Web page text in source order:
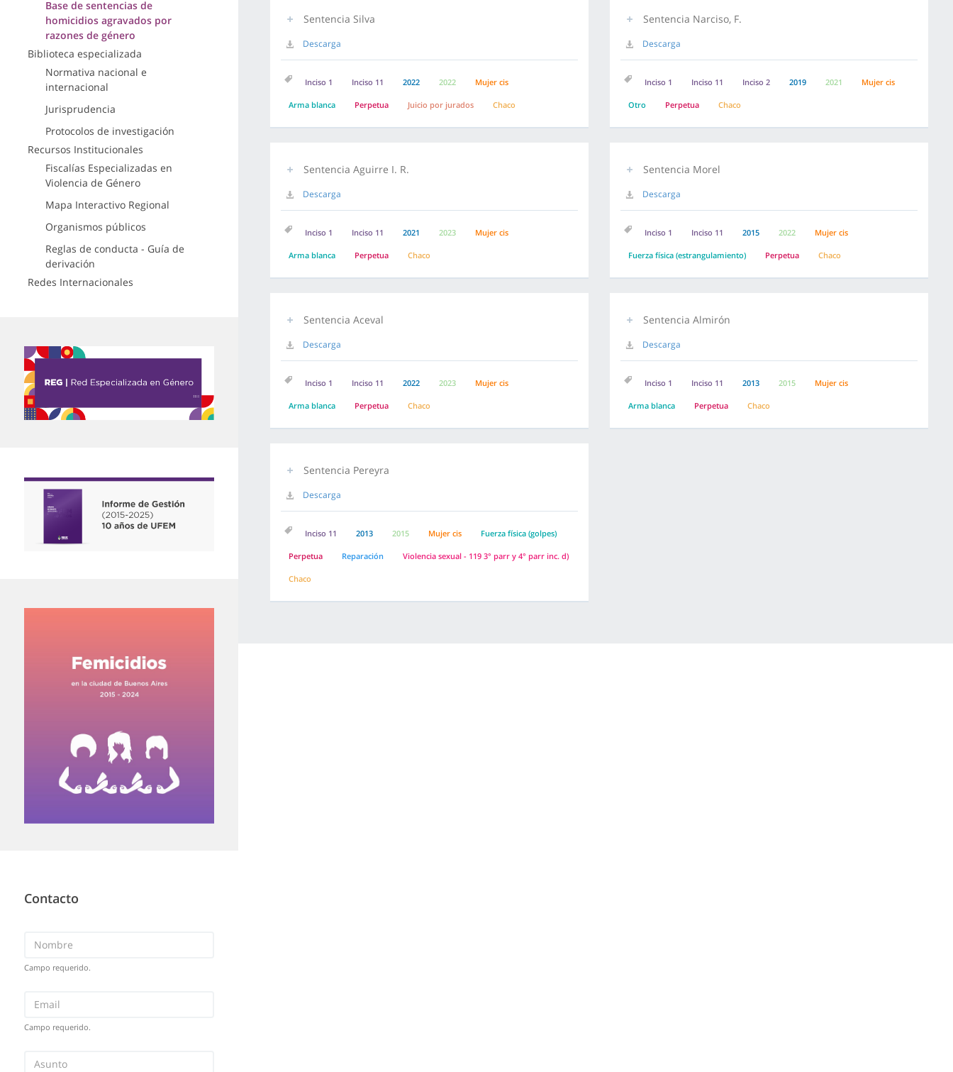
Base de sentencias de
homicidios agravados por
razones de género
Biblioteca especializada
Normativa nacional e
internacional
Jurisprudencia
Protocolos de investigación
Recursos Institucionales
Fiscalías Especializadas en
Violencia de Género
Mapa Interactivo Regional
Organismos públicos
Reglas de conducta - Guía de
derivación
Redes Internacionales
Contacto
Campo requerido.
Campo requerido.
Sentencia Silva
Descarga
Inciso 1 Inciso 11 2022 2022 Mujer cis
Arma blanca Perpetua Juicio por jurados Chaco
Sentencia Narciso, F.
Descarga
Inciso 1 Inciso 11 Inciso 2 2019 2021 Mujer cis
Otro Perpetua Chaco
Sentencia Aguirre I. R.
Descarga
Inciso 1 Inciso 11 2021 2023 Mujer cis
Arma blanca Perpetua Chaco
Sentencia Morel
Descarga
Inciso 1 Inciso 11 2015 2022 Mujer cis
Fuerza física (estrangulamiento) Perpetua Chaco
Sentencia Aceval
Descarga
Inciso 1 Inciso 11 2022 2023 Mujer cis
Arma blanca Perpetua Chaco
Sentencia Almirón
Descarga
Inciso 1 Inciso 11 2013 2015 Mujer cis
Arma blanca Perpetua Chaco
Sentencia Pereyra
Descarga
Inciso 11 2013 2015 Mujer cis Fuerza física (golpes)
Perpetua Reparación Violencia sexual - 119 3° parr y 4° parr inc. d)
Chaco